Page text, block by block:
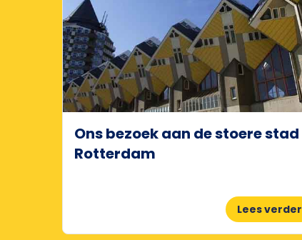
Ons bezoek aan de stoere stad
Rotterdam
Lees verder